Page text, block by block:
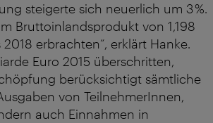
steigerte sich neuerlich um 3 %.
Bruttoinlandsprodukt von 1,198
erbrachten“, erklärt Hanke.
Euro 2015 überschritten,
berücksichtigt sämtliche
von TeilnehmerInnen,
auch Einnahmen in